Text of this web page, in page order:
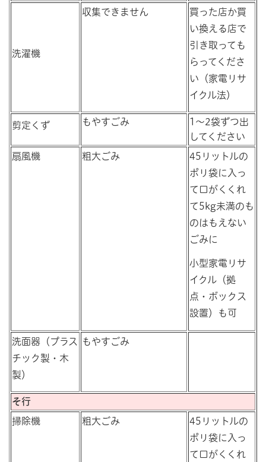
洗濯機
収集できません
買った店か買
い換える店で
引き取っても
らってくださ
い（家電リサ
イクル法）
剪定くず もやすごみ
1～2袋ずつ出
してください
扇風機 粗大ごみ
45リットルの
ポリ袋に入っ
て口がくくれ
て5kg未満のも
のはもえない
ごみに
小型家電リサ
イクル（拠
点・ボックス
設置）も可
洗面器（プラス
チック製・木
製）
もやすごみ
そ行
掃除機 粗大ごみ
45リットルの
ポリ袋に入っ
て口がくくれ